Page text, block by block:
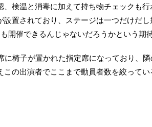
、検温と消毒に加えて持ち物チェックも
置されており、ステージは一つだけだ
開催できるんじゃないだろうかという期
に椅子が置かれた指定席になっており、
この出演者でここまで動員者数を絞って